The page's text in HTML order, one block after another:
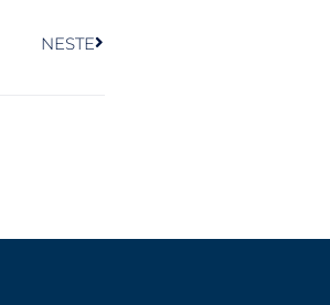
NESTE